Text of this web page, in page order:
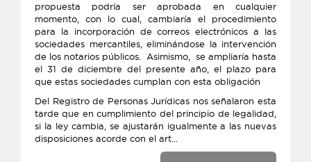
propuesta podría ser aprobada en cualquier
momento, con lo cual, cambiaría el procedimiento
para la incorporación de correos electrónicos a las
sociedades mercantiles, eliminándose la intervención
de los notarios públicos. Asimismo, se ampliaría hasta
el 31 de diciembre del presente año, el plazo para
que estas sociedades cumplan con esta obligación
Del Registro de Personas Jurídicas nos señalaron esta
tarde que en cumplimiento del principio de legalidad,
si la ley cambia, se ajustarán igualmente a las nuevas
disposiciones acorde con el art...